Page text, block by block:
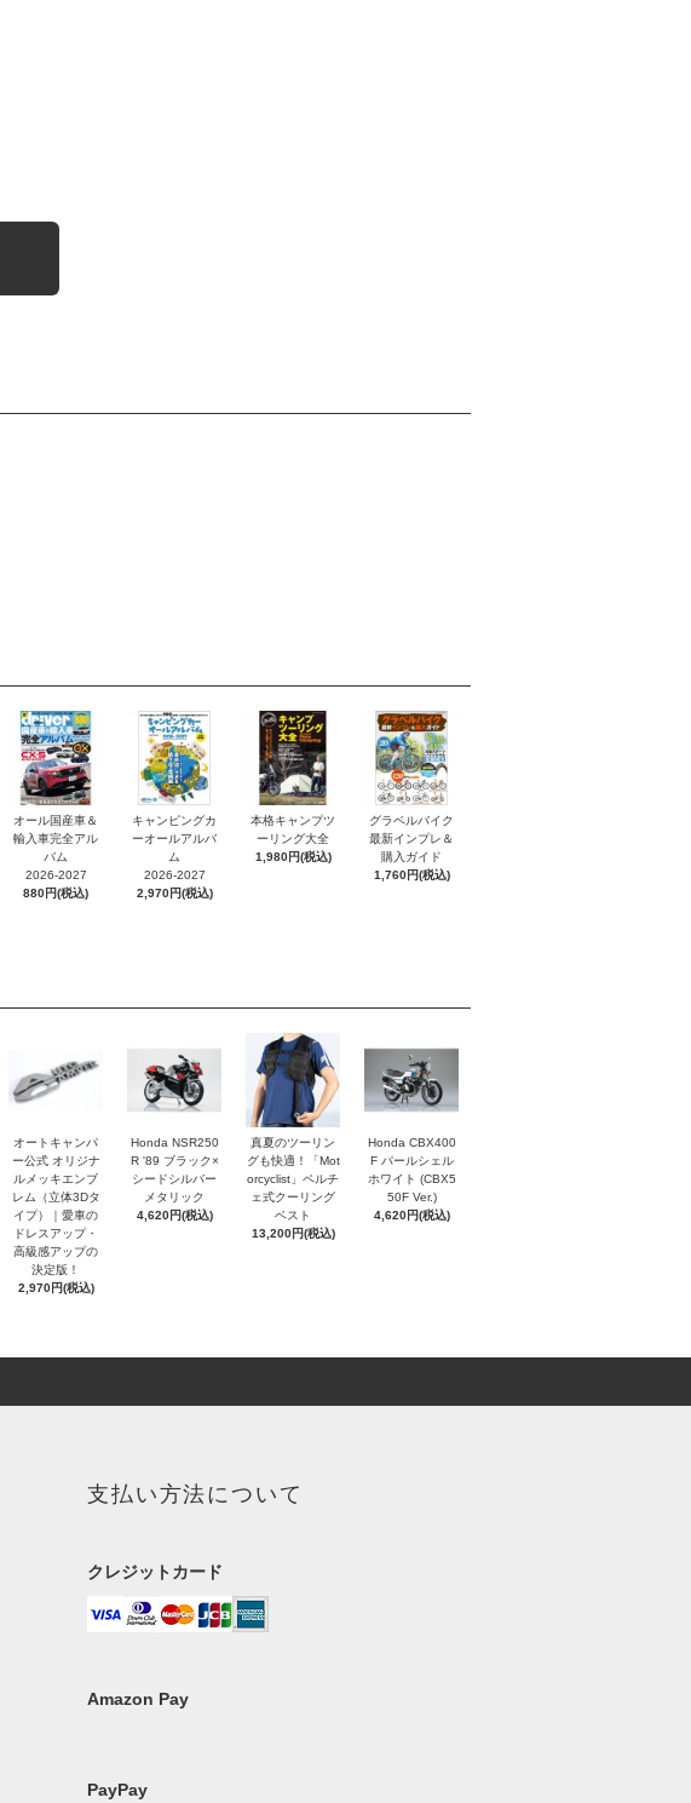
オール国産車＆
輸入車完全アル
バム
2026-2027
880円(税込)
キャンピングカ
ーオールアルバ
ム
2026-2027
2,970円(税込)
本格キャンプツ
ーリング大全
1,980円(税込)
グラベルバイク
最新インプレ＆
購入ガイド
1,760円(税込)
オートキャンパ
ー公式 オリジナ
ルメッキエンブ
レム（立体3Dタ
イプ）｜愛車の
ドレスアップ・
高級感アップの
決定版！
2,970円(税込)
Honda NSR250
R '89 ブラック×
シードシルバー
メタリック
4,620円(税込)
真夏のツーリン
グも快適！「Mot
orcyclist」ペルチ
ェ式クーリング
ベスト
13,200円(税込)
Honda CBX400
F パールシェル
ホワイト (CBX5
50F Ver.)
4,620円(税込)
支払い方法について
クレジットカード
Amazon Pay
PayPay